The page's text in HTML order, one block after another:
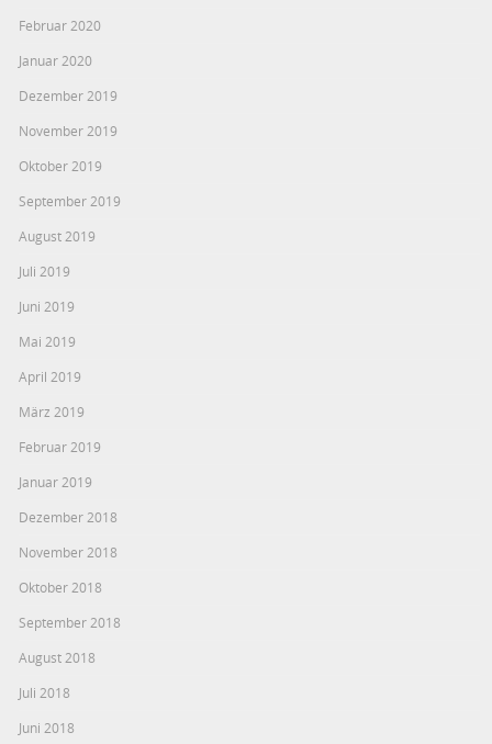
Februar 2020
Januar 2020
Dezember 2019
November 2019
Oktober 2019
September 2019
August 2019
Juli 2019
Juni 2019
Mai 2019
April 2019
März 2019
Februar 2019
Januar 2019
Dezember 2018
November 2018
Oktober 2018
September 2018
August 2018
Juli 2018
Juni 2018